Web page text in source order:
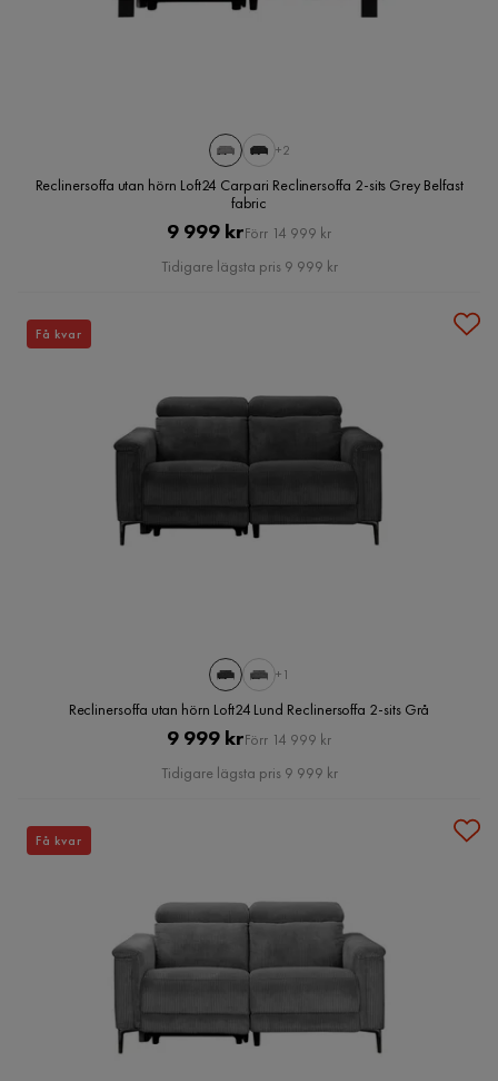
+2
Reclinersoffa utan hörn Loft24 Carpari Reclinersoffa 2-sits Grey Belfast
fabric
Pris
9 999 krOriginal
Pris
Förr 14 999 kr
Tidigare lägsta pris 9 999 kr
+1
Reclinersoffa utan hörn Loft24 Lund Reclinersoffa 2-sits Grå
Pris
9 999 krOriginal
Pris
Förr 14 999 kr
Tidigare lägsta pris 9 999 kr
Få kvar
Få kvar